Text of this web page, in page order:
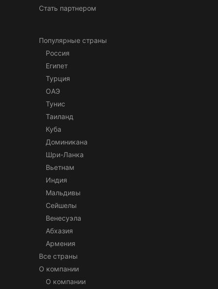
Стать партнером
Популярные страны
Россия
Египет
Турция
ОАЭ
Тунис
Таиланд
Куба
Доминикана
Шри-Ланка
Вьетнам
Индия
Мальдивы
Сейшелы
Венесуэла
Абхазия
Армения
Все страны
О компании
О компании